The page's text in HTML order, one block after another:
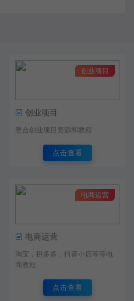
创业项目
创业项目
整合创业项目资源和教程
点击查看
电商运营
电商运营
淘宝，拼多多，抖音小店等等电
商教程
点击查看